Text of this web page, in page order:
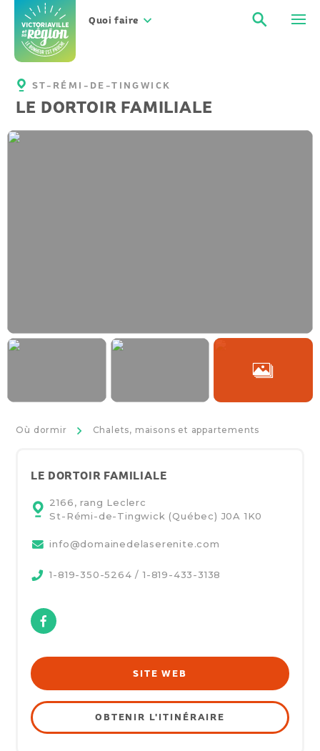
contenu
Quoi faire
ST-RÉMI-DE-TINGWICK
LE DORTOIR FAMILIALE
Où dormir >
Chalets, maisons et appartements
LE DORTOIR FAMILIALE
2166, rang Leclerc
St-Rémi-de-Tingwick (Québec) J0A 1K0
info@domainedelaserenite.com
1-819-350-5264 / 1-819-433-3138
Facebook
SITE WEB
OBTENIR L'ITINÉRAIRE